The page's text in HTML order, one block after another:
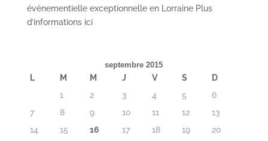
évènementielle exceptionnelle en Lorraine Plus
d’informations ici
septembre 2015
L M M J V S
D
1
2 3 4 5
6
7
8 9 10 11 12
13
14
15 16 17 18 19
20